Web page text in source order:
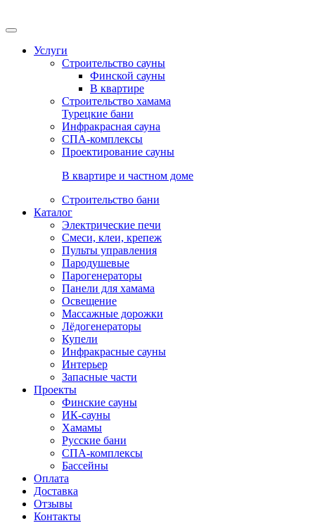
Услуги
Строительство сауны
Финской сауны
В квартире
Строительство хамама
Турецкие бани
Инфракрасная сауна
СПА-комплексы
Проектирование сауны
В квартире и частном доме
Строительство бани
Каталог
Электрические печи
Смеси, клеи, крепеж
Пульты управления
Пародушевые
Парогенераторы
Панели для хамама
Освещение
Массажные дорожки
Лёдогенераторы
Купели
Инфракрасные сауны
Интерьер
Запасные части
Проекты
Финские сауны
ИК-сауны
Хамамы
Русские бани
СПА-комплексы
Бассейны
Оплата
Доставка
Отзывы
Контакты